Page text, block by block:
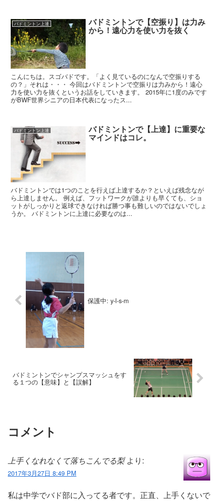
バドミントン上達 バドミントンで【空振り】は力み
から！遠心力を使い力を抜く
こんにちは。スゴバドです。「よく見ているのになんで空振りする
の？」それは・・・ 今回はバドミントンで空振りは力みから！遠心
力を使い力を抜くというお話をしていきます。 2015年に1度のみです
がBWF世界シニアの日本代表になったス...
バドミントン上達 バドミントンで【上達】に重要な
マインドはコレ。
バドミントンでは1つのことを行えば上達するか？といえば残念なが
ら上達しません。 例えば、フットワークが誰よりも早くても、ショ
ットがしっかりと返球できなければ勝つ事も難しいのではないでしょ
うか。 バドミントンに上達に必要なのは...
保護中: y-l-s-m
バドミントンでシャンプスマッシュをす
る１つの【意味】と【誤解】
コメント
上手くなれなくて落ちこんでる梨 より:
2017年3月27日 8:49 PM
私は中学でバド部に入ってる者です。正直、上手くないで